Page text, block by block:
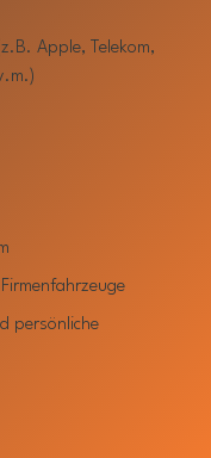
Apple, Telekom,
persönliche